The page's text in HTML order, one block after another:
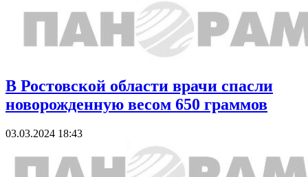
В Ростовской области врачи спасли
новорожденную весом 650 граммов
03.03.2024 18:43